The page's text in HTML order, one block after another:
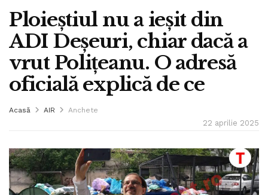
Ploieștiul nu a ieșit din
ADI Deșeuri, chiar dacă a
vrut Polițeanu. O adresă
oficială explică de ce
Acasă AIR Anchete
22 aprilie 2025